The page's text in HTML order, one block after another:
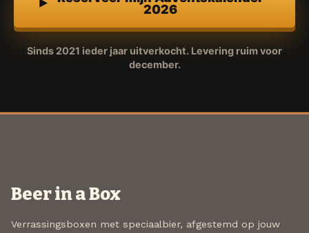
2026
Sinds 2021 ieder jaar uitverkocht. Levering ruim voor
december.
Beer in a Box
Verrassingsboxen met speciaalbier, afgestemd op jouw